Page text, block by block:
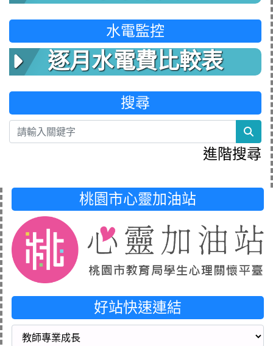
水電監控
逐月水電費比較表
搜尋
進階搜尋
桃園市心靈加油站
好站快速連結